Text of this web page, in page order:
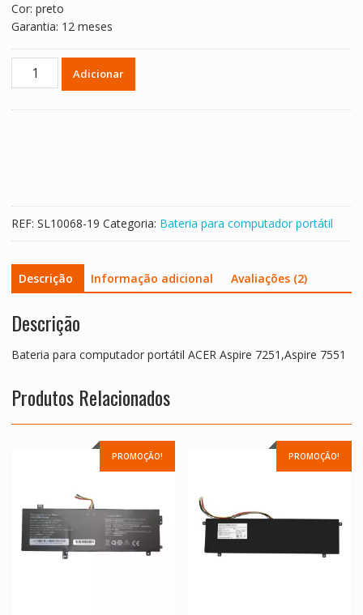
Cor: preto
Garantia: 12 meses
Quantidade
7251,Aspire
7551
Adicionar
REF: SL10068-19 Categoria: Bateria para computador portátil
Descrição Informação adicional Avaliações (2)
Descrição
Bateria para computador portátil ACER Aspire 7251,Aspire 7551
Produtos Relacionados
PROMOÇÃO! PROMOÇÃO!